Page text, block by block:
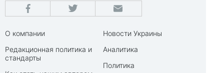
О компании
Редакционная политика и
стандарты
Новости Украины
Аналитика
Политика